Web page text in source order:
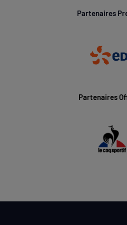
Partenaires
Partenaires